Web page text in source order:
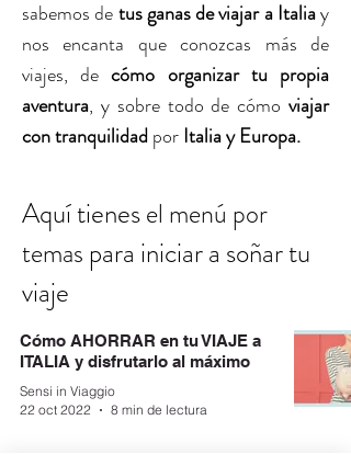
sabemos detus ganas de viajar a Italiay
nos encanta que conozcas más de
viajes, decómo organizar tu propia
aventura, y sobre todo de cómo viajar
con tranquilidadporItalia y Europa.
Aquí tienesel menú por
temas para iniciar a soñar tu
viaje
Cómo AHORRAR en tu VIAJE a
ITALIA y disfrutarlo al máximo
Sensi in Viaggio
22 oct 2022
8 min de lectura